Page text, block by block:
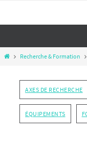
contenu
HomeRecherche & Formation
AXES DE RECHERCHE
ÉQUIPEMENTS